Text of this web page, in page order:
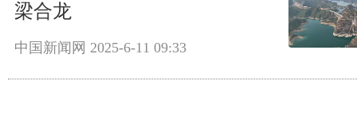
梁合龙
中国新闻网 2025-6-11 09:33